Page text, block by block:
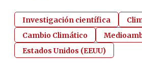
Investigación científica
Cambio Climático
Estados Unidos (EEUU)